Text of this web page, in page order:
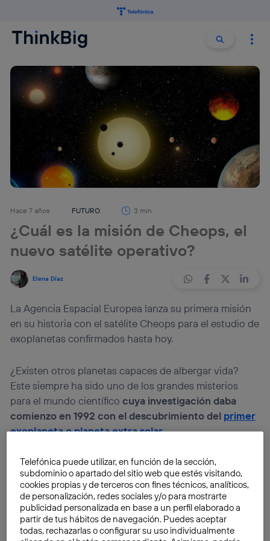
Buscar
Hace 7 años FUTURO 3 min
¿Cuál es la misión de Cheops, el
nuevo satélite operativo?
Elena Díaz
La Agencia Espacial Europea lanza su primera misión
en su historia con el satélite Cheops para el estudio de
exoplanetas confirmados hasta hoy.
¿Existen otros planetas capaces de albergar vida?
Este siempre ha sido uno de los grandes misterios
para el mundo científicocuya investigación daba
comienzo en 1992 con el descubrimiento del primer
exoplaneta o planeta extra solar.
En este momento comenzaba una larga carrera por
encontrar planetas fuera del Sistema Solar con
características similares al nuestro.Una de las
grandes misiones en esta carrera ha sido la del
telescopio espacial Kepler, de la NASA,desde donde
afirman que existen más de 3.900 exoplanetas
Telefónica puede utilizar, en función de la sección,
subdominio o apartado del sitio web que estés visitando,
cookies propias y de terceros con fines técnicos, analíticos,
de personalización, redes sociales y/o para mostrarte
publicidad personalizada en base a un perfil elaborado a
partir de tus hábitos de navegación. Puedes aceptar
todas, rechazarlas o configurar su uso individualmente